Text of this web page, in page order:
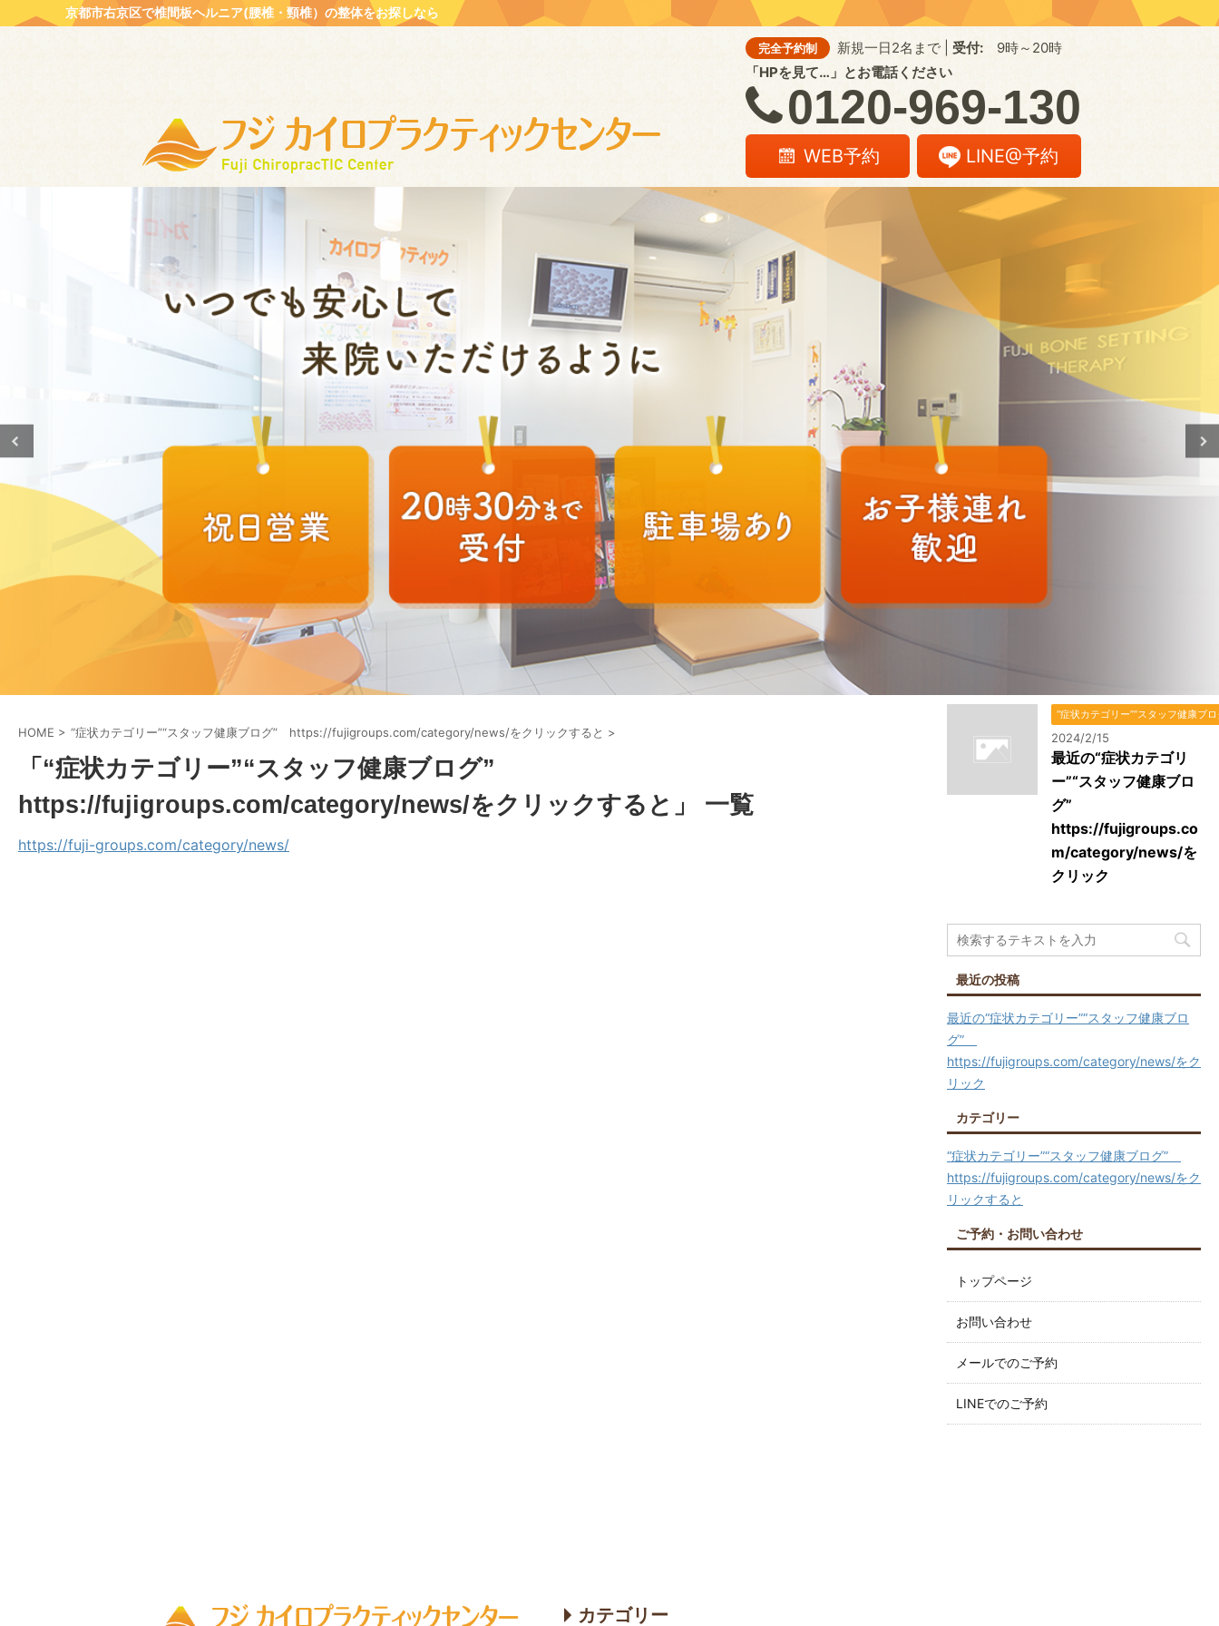
京都市右京区で椎間板ヘルニア(腰椎・頸椎）の整体をお探しなら
完全予約制 新規一日2名まで | 受付: 9時～20時
「HPを見て…」とお電話ください
0120-969-130
WEB予約 LINE@予約
HOME > “症状カテゴリー”“スタッフ健康ブログ” https://fujigroups.com/category/news/をクリックすると >
「“症状カテゴリー”“スタッフ健康ブログ”
https://fujigroups.com/category/news/をクリックすると」 一覧
https://fuji-groups.com/category/news/
“症状カテゴリー”“スタッフ健康
2024/2/15
最近の“症状カテゴリ
ー”“スタッフ健康ブロ
グ”
https://fujigroups.co
m/category/news/を
クリック
最近の投稿
最近の“症状カテゴリー”“スタッフ健康ブロ
グ”
https://fujigroups.com/category/news/をク
リック
カテゴリー
“症状カテゴリー”“スタッフ健康ブログ”
https://fujigroups.com/category/news/をク
リックすると
ご予約・お問い合わせ
トップページ
お問い合わせ
メールでのご予約
LINEでのご予約
カテゴリー